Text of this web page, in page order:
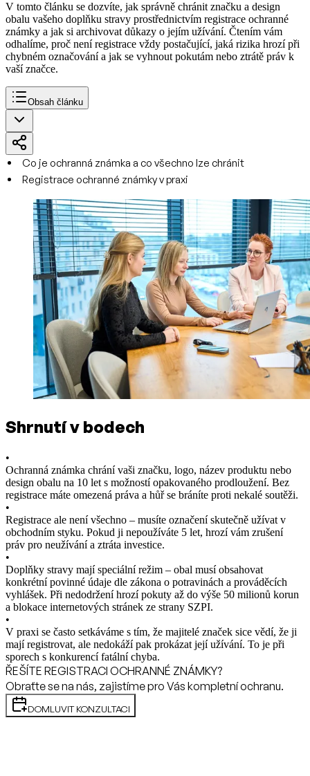
V tomto článku se dozvíte, jak správně chránit značku a design
obalu vašeho doplňku stravy prostřednictvím registrace ochranné
známky a jak si archivovat důkazy o jejím užívání. Čtením vám
odhalíme, proč není registrace vždy postačující, jaká rizika hrozí při
chybném označování a jak se vyhnout pokutám nebo ztrátě práv k
vaší značce.
Obsah článku
Co je ochranná známka a co všechno lze chránit
Registrace ochranné známky v praxi
Shrnutí v bodech
•
Ochranná známka chrání vaši značku, logo, název produktu nebo
design obalu na 10 let s možností opakovaného prodloužení. Bez
registrace máte omezená práva a hůř se bráníte proti nekalé soutěži.
•
Registrace ale není všechno – musíte označení skutečně užívat v
obchodním styku. Pokud ji nepoužíváte 5 let, hrozí vám zrušení
práv pro neužívání a ztráta investice.
•
Doplňky stravy mají speciální režim – obal musí obsahovat
konkrétní povinné údaje dle zákona o potravinách a prováděcích
vyhlášek. Při nedodržení hrozí pokuty až do výše 50 milionů korun
a blokace internetových stránek ze strany SZPI.
•
V praxi se často setkáváme s tím, že majitelé značek sice vědí, že ji
mají registrovat, ale nedokáží pak prokázat její užívání. To je při
sporech s konkurencí fatální chyba.
ŘEŠÍTE REGISTRACI OCHRANNÉ ZNÁMKY?
Obraťte se na nás, zajistíme pro Vás kompletní ochranu.
DOMLUVIT KONZULTACI